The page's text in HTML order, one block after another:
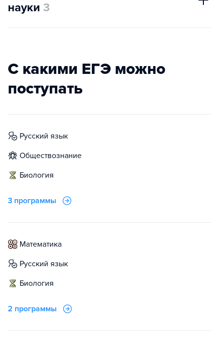
науки 3
С какими ЕГЭ можно
поступать
русский язык
обществознание
биология
3 программы
математика
русский язык
биология
2 программы